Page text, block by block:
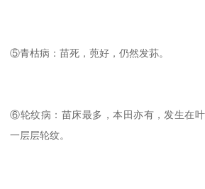
⑤青枯病：苗死，蔸好，仍然发荪。
⑥轮纹病：苗床最多，本田亦有，发生在
一层层轮纹。